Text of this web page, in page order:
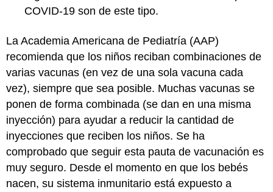
COVID-19 son de este tipo.
La Academia Americana de Pediatría (AAP)
recomienda que los niños reciban combinaciones de
varias vacunas (en vez de una sola vacuna cada
vez), siempre que sea posible. Muchas vacunas se
ponen de forma combinada (se dan en una misma
inyección) para ayudar a reducir la cantidad de
inyecciones que reciben los niños. Se ha
comprobado que seguir esta pauta de vacunación es
muy seguro. Desde el momento en que los bebés
nacen, su sistema inmunitario está expuesto a